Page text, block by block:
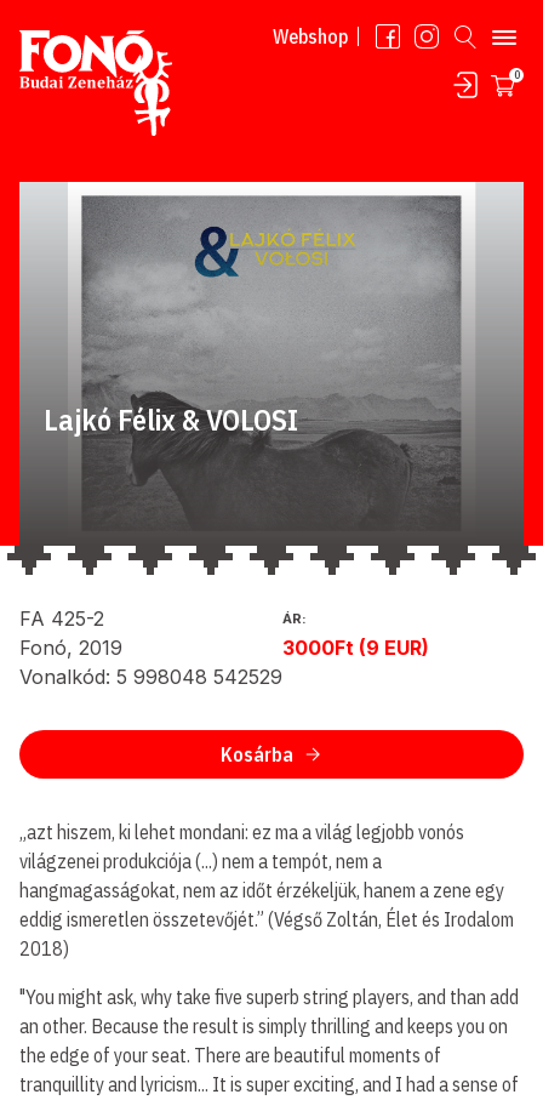
Tovább a tartalomhoz Webshop
0
Lajkó Félix & VOLOSI
FA 425-2
Fonó, 2019
Vonalkód: 5 998048 542529
ÁR:
3000Ft (9 EUR)
Kosárba
„azt hiszem, ki lehet mondani: ez ma a világ legjobb vonós
világzenei produkciója (...) nem a tempót, nem a
hangmagasságokat, nem az időt érzékeljük, hanem a zene egy
eddig ismeretlen összetevőjét.” (Végső Zoltán, Élet és Irodalom
2018)
"You might ask, why take five superb string players, and than add
an other. Because the result is simply thrilling and keeps you on
the edge of your seat. There are beautiful moments of
tranquillity and lyricism... It is super exciting, and I had a sense of